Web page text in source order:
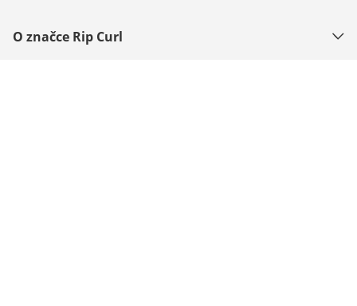
O značce Rip Curl